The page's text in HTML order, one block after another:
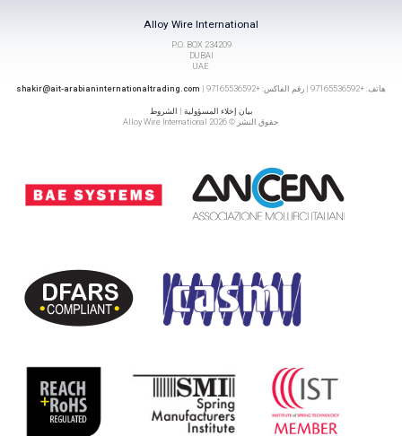
Alloy Wire International
P.O. BOX 234209
DUBAI
UAE
هاتف: +97165536592 | رقم الفاكس: +97165536592 | shakir@ait-arabianinternationaltrading.com
بيان إخلاء المسؤولية | الشروط
حقوق النشر © 2026 Alloy Wire International